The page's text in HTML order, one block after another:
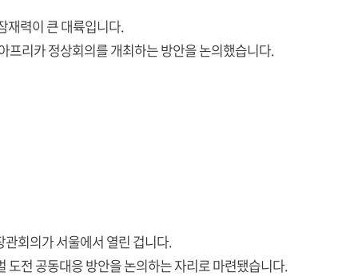
재력이 큰 대륙입니다.
프리카 정상회의를 개최하는 방안을 논의했습니다.
회의가 서울에서 열린 겁니다.
도전 공동대응 방안을 논의하는 자리로 마련됐습니다.